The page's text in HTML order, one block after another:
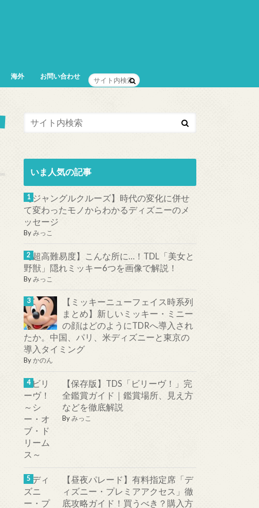
海外 お問い合わせ
いま人気の記事
【ジャングルクルーズ】時代の変化に併せ
て変わったモノからわかるディズニーのメ
ッセージ
Byみっこ
【超高難易度】こんな所に…！TDL「美女と
野獣」隠れミッキー6つを画像で解説！
Byみっこ
【ミッキーニューフェイス時系列
まとめ】新しいミッキー・ミニー
の顔はどのようにTDRへ導入され
たか。中国、パリ、米ディズニーと東京の
導入タイミング
Byかのん
【保存版】TDS「ビリーヴ！」完
全鑑賞ガイド｜鑑賞場所、見え方
などを徹底解説
Byみっこ
【昼夜パレード】有料指定席「デ
ィズニー・プレミアアクセス」徹
底攻略ガイド！買うべき？購入方